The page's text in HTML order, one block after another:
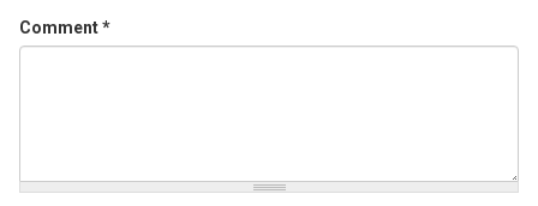
Comment*